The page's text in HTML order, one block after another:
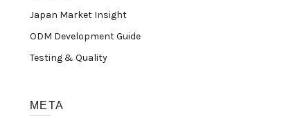
Japan Market Insight
ODM Development Guide
Testing & Quality
META